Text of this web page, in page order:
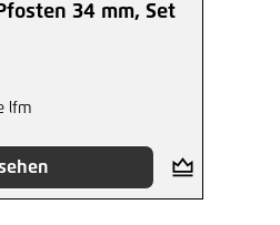
34 mm, Set
lfm